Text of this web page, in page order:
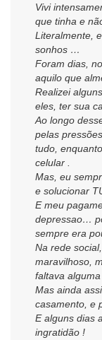
Vivi
que tinha e
Literalmente,
sonhos …
Foram dias,
aquilo que
Realizei
eles, ter sua
Ao longo
pelas
tudo,
celular .
Mas, eu
e solucionar
E meu
depressao…
sempre era
Na rede
maravilhoso,
faltava
Mas ainda
casamento, e
E alguns dias
ingratidão !